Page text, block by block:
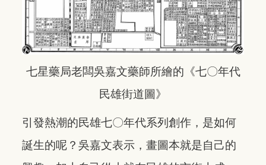
七星藥局老闆吳嘉文藥師所繪的《七〇年代
民雄街道圖》
引發熱潮的民雄七〇年代系列創作，是如何
誕生的呢？吳嘉文表示，畫圖本就是自己的